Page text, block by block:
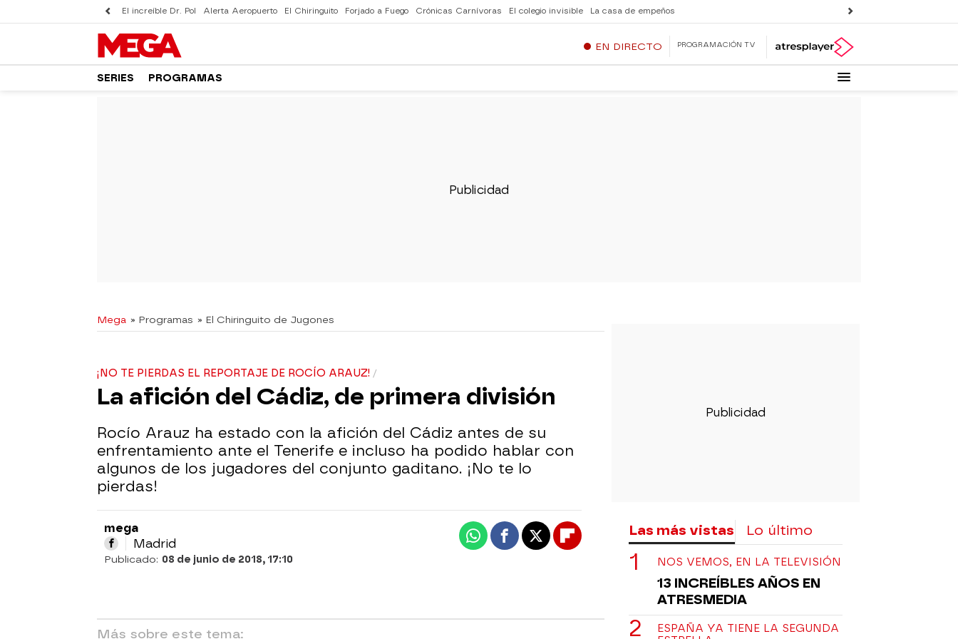
El increíble Dr. Pol Alerta Aeropuerto El Chiringuito Forjado a Fuego Crónicas Carnívoras El colegio invisible La casa de empeños
EN DIRECTO PROGRAMACIÓN TV
SERIES PROGRAMAS
Mega » Programas » El Chiringuito de Jugones
¡NO TE PIERDAS EL REPORTAJE DE ROCÍO ARAUZ!
La afición del Cádiz, de primera división
Rocío Arauz ha estado con la afición del Cádiz antes de su
enfrentamiento ante el Tenerife e incluso ha podido hablar con
algunos de los jugadores del conjunto gaditano. ¡No te lo
pierdas!
mega
Madrid
Publicado: 08 de junio de 2018, 17:10
WhatsappFacebook
X Flipboard
Más sobre este tema:
Las más vistas Lo último
NOS VEMOS, EN LA TELEVISIÓN
13 INCREÍBLES AÑOS EN
ATRESMEDIA
ESPAÑA YA TIENE LA SEGUNDA